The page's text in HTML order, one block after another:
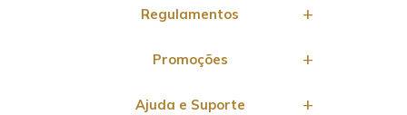
Regulamentos
Promoções
Ajuda e Suporte